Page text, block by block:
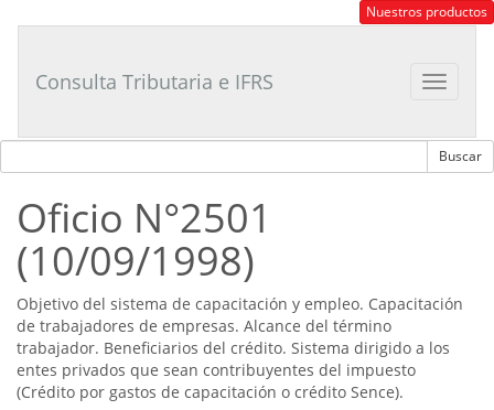
Tributario
Nuestros productos
Toggle
Consulta Tributaria e IFRS
Oficio N°2501
(10/09/1998)
Objetivo del sistema de capacitación y empleo. Capacitación
de trabajadores de empresas. Alcance del término
trabajador. Beneficiarios del crédito. Sistema dirigido a los
entes privados que sean contribuyentes del impuesto
(Crédito por gastos de capacitación o crédito Sence).